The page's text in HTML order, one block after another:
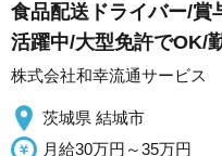
食品配送ドライバー/賞
活躍中/大型免許でOK/
株式会社和幸流通サービス
茨城県 結城市
月給30万円～35万円